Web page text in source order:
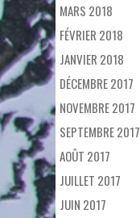
MARS 2018
FÉVRIER 2018
JANVIER 2018
DÉCEMBRE 2017
NOVEMBRE 2017
SEPTEMBRE 2017
AOÛT 2017
JUILLET 2017
JUIN 2017